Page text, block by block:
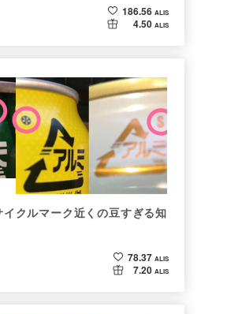
186.56 ALIS
4.50 ALIS
クルマーク近くの豆すぎる知
78.37 ALIS
7.20 ALIS